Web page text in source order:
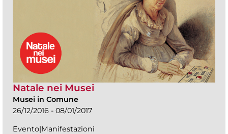
Natale nei Musei
Musei in Comune
26/12/2016 - 08/01/2017
Evento|Manifestazioni